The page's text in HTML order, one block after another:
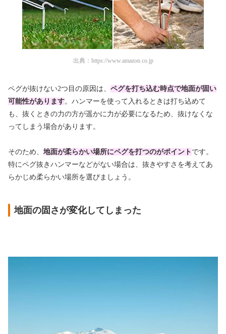
出典： https://www.amazon.co.jp
ペグが抜けない2つ目の原因は、 ペグを打ち込む時点で地面が固い
可能性があります。ハンマーを使って入れるときは打ち込めて
も、抜くときの力の方が遥かに力が必要になるため、抜けなくな
ってしまう場合があります。
そのため、 地面が柔らかい場所にペグを打つのがポイント です。
特にペグ抜きハンマーなどがない場合は、抜きやすさを考えてあ
らかじめ柔らかい場所を選びましょう。
地面の固さが変化してしまった